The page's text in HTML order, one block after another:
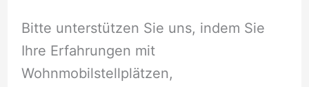
Bitte unterstützen Sie uns, indem Sie
Ihre Erfahrungen mit
Wohnmobilstellplätzen,